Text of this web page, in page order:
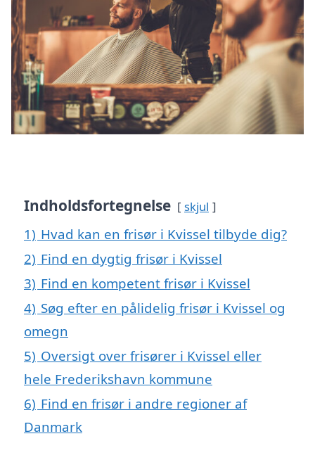
Indholdsfortegnelse skjul
1) Hvad kan en frisør i Kvissel tilbyde dig?
2) Find en dygtig frisør i Kvissel
3) Find en kompetent frisør i Kvissel
4) Søg efter en pålidelig frisør i Kvissel og
omegn
5) Oversigt over frisører i Kvissel eller
hele Frederikshavn kommune
6) Find en frisør i andre regioner af
Danmark